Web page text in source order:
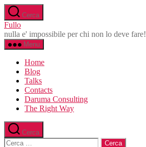
Salta
al
contenuto
Cerca
Fullo
nulla e' impossibile per chi non lo deve fare!
Menu
Home
Blog
Talks
Contacts
Daruma Consulting
The Right Way
Cerca
Cerca: